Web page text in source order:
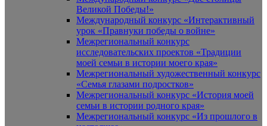
Великой Победы!»
Международный конкурс «Интерактивный
урок «Правнуки победы о войне»
Межрегиональный конкурс
исследовательских проектов «Традиции
моей семьи в истории моего края»
Межрегиональный художественный конкурс
«Семья глазами подростков»
Межрегиональный конкурс «История моей
семьи в истории родного края»
Межрегиональный конкурс «Из прошлого в